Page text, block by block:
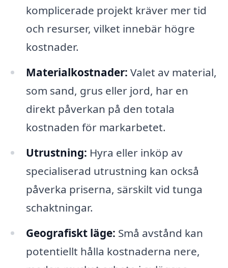
komplicerade projekt kräver mer tid
och resurser, vilket innebär högre
kostnader.
Materialkostnader: Valet av material,
som sand, grus eller jord, har en
direkt påverkan på den totala
kostnaden för markarbetet.
Utrustning: Hyra eller inköp av
specialiserad utrustning kan också
påverka priserna, särskilt vid tunga
schaktningar.
Geografiskt läge: Små avstånd kan
potentiellt hålla kostnaderna nere,